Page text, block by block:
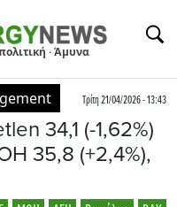
· Άμυνα
Τρίτη 21/04/2026 - 13:43
34,1 (-1,62%)
35,8 (+2,4%),